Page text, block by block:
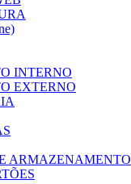
INTERNO
EXTERNO
ARMAZENAMENTO